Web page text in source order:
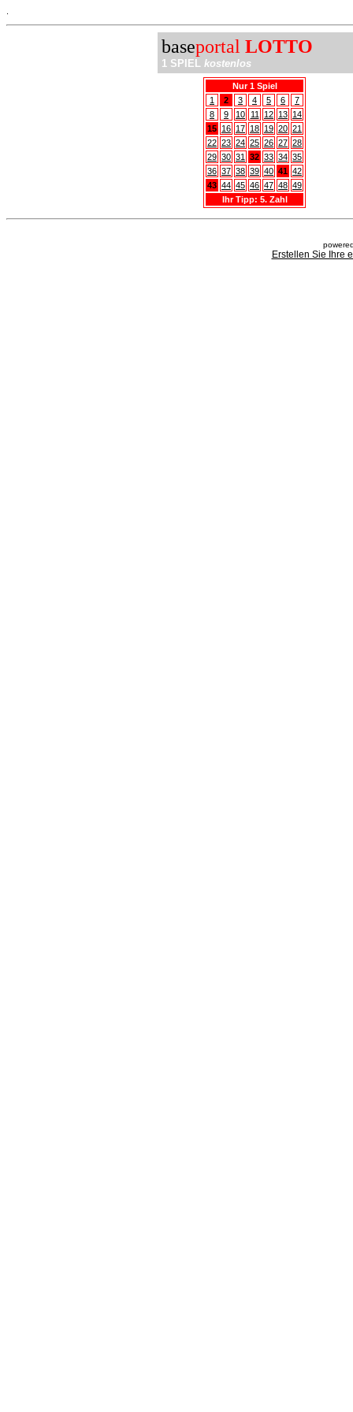
baseportal LOTTO
1 SPIEL kostenlos
Nur 1 Spiel
1
2 3 4 5 6
7
8
9 10 11 12 13 14
15 16 17 18 19 20 21
22 23 24 25 26 27 28
29 30 31 32 33 34 35
36 37 38 39 40 41 42
43 44 45 46 47 48 49
Ihr Tipp: 5. Zahl
Erstellen Sie Ihre